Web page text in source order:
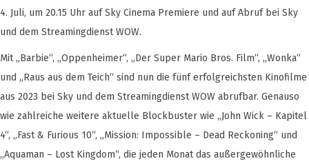
4. Juli, um 20.15 Uhr auf Sky Cinema Premiere und auf Abruf bei Sky
und dem Streamingdienst WOW.
Mit „Barbie“, „Oppenheimer“, „Der Super Mario Bros. Film“, „Wonka“
und „Raus aus dem Teich“ sind nun die fünf erfolgreichsten Kinofilme
aus 2023 bei Sky und dem Streamingdienst WOW abrufbar. Genauso
wie zahlreiche weitere aktuelle Blockbuster wie „John Wick – Kapitel
4“, „Fast & Furious 10“, „Mission: Impossible – Dead Reckoning“ und
„Aquaman – Lost Kingdom“, die jeden Monat das außergewöhnliche